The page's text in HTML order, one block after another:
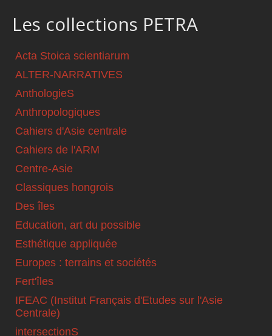
Les collections PETRA
Acta Stoica scientiarum
ALTER-NARRATIVES
AnthologieS
Anthropologiques
Cahiers d'Asie centrale
Cahiers de l'ARM
Centre-Asie
Classiques hongrois
Des îles
Education, art du possible
Esthétique appliquée
Europes : terrains et sociétés
Fert'îles
IFEAC (Institut Français d'Etudes sur l'Asie
Centrale)
intersectionS